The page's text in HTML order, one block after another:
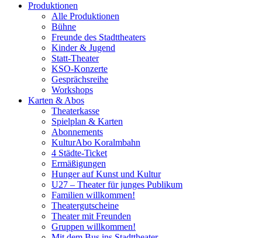
Produktionen
Alle Produktionen
Bühne
Freunde des Stadttheaters
Kinder & Jugend
Statt-Theater
KSO-Konzerte
Gesprächsreihe
Workshops
Karten & Abos
Theaterkasse
Spielplan & Karten
Abonnements
KulturAbo Koralmbahn
4 Städte-Ticket
Ermäßigungen
Hunger auf Kunst und Kultur
U27 – Theater für junges Publikum
Familien willkommen!
Theatergutscheine
Theater mit Freunden
Gruppen willkommen!